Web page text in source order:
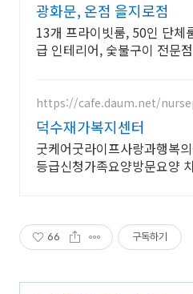
광화문, 온점 을지로점
13개 프라이빗룸, 50인 단체
급 인테리어, 숯불구이 전문점
https://cafe.daum.net/
덕수재가복지센터
굿케어굿라이프사랑과행복
등급신청가족요양방문요양
66 구독하기